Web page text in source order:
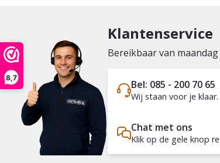
8,7
Klantenservice
Bereikbaar van
Bel: 085 - 200 70 65
Wij staan voor je klaar.
Chat met ons
Klik op de gele knop